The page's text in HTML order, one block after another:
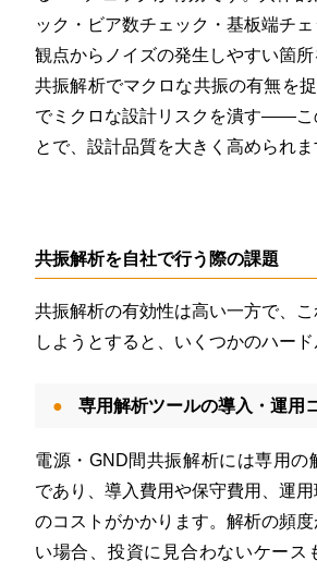
ック・ビア数チェック・基板端チ
観点からノイズの発生しやすい箇所
共振解析でマクロな共振の有無を
でミクロな設計リスクを潰す——こ
とで、設計品質を大きく高められま
共振解析を自社で行う際の課題
共振解析の有効性は高い一方で、
しようとすると、いくつかのハード
専用解析ツールの導入・運用
電源・GND間共振解析には専用の
であり、導入費用や保守費用、運
のコストがかかります。解析の頻
い場合、投資に見合わないケース